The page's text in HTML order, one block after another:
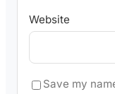
Website
Save my